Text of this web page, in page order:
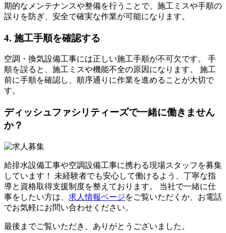
期的なメンテナンスや整備を行うことで、施工ミスや手順の
誤りを防ぎ、安全で確実な作業が可能になります。
4. 施工手順を確認する
空調・換気設備工事には正しい施工手順が不可欠です。 手
順を誤ると、施工ミスや機能不全の原因になります。 施工
前に手順を確認し、順序通りに作業を進めることが大切で
す。
ディッシュファシリティーズで一緒に働きません
か？
給排水設備工事や空調設備工事に携わる現場スタッフを募集
しています！ 未経験者でも安心して働けるよう、丁寧な指
導と資格取得支援制度を整えております。 当社で一緒に仕
事をしたい方は、 求人情報ページをご覧いただくか、お電話
でお気軽にお問い合わせください。
最後までご覧いただき、ありがとうございました。